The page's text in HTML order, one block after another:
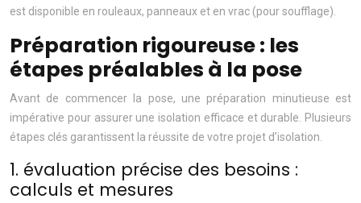
est disponible en rouleaux, panneaux et en vrac (pour soufflage).
Préparation rigoureuse : les
étapes préalables à la pose
Avant de commencer la pose, une préparation minutieuse est
impérative pour assurer une isolation efficace et durable. Plusieurs
étapes clés garantissent la réussite de votre projet d’isolation.
1. évaluation précise des besoins :
calculs et mesures